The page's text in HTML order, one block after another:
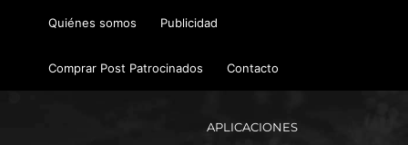
Quiénes somos Publicidad
Comprar Post Patrocinados Contacto
APLICACIONES